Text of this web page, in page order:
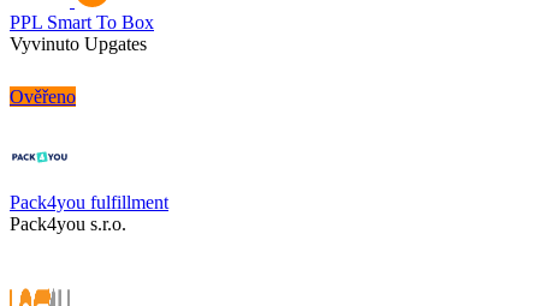
PPL Smart To Box
Vyvinuto Upgates
Ověřeno
Pack4you fulfillment
Pack4you s.r.o.